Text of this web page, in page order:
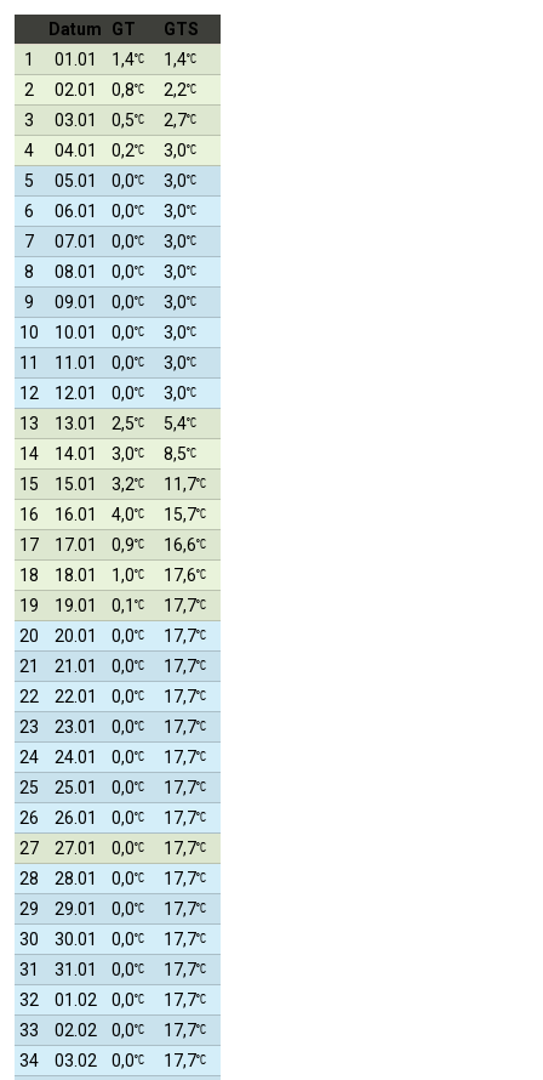
Datum GT
GTS
1
01.01 1,4
1,4
2
02.01 0,8
2,2
3
03.01 0,5
2,7
4
04.01 0,2
3,0
5
05.01 0,0
3,0
6
06.01 0,0
3,0
7
07.01 0,0
3,0
8
08.01 0,0
3,0
9
09.01 0,0
3,0
10
10.01 0,0
3,0
11
11.01 0,0
3,0
12
12.01 0,0
3,0
13
13.01 2,5
5,4
14
14.01 3,0
8,5
15
15.01 3,2
11,7
16
16.01 4,0
15,7
17
17.01 0,9
16,6
18
18.01 1,0
17,6
19
19.01 0,1
17,7
20
20.01 0,0
17,7
21
21.01 0,0
17,7
22
22.01 0,0
17,7
23
23.01 0,0
17,7
24
24.01 0,0
17,7
25
25.01 0,0
17,7
26
26.01 0,0
17,7
27
27.01 0,0
17,7
28
28.01 0,0
17,7
29
29.01 0,0
17,7
30
30.01 0,0
17,7
31
31.01 0,0
17,7
32
01.02 0,0
17,7
33
02.02 0,0
17,7
34
03.02 0,0
17,7